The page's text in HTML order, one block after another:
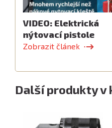
VIDEO: Elektrická
nýtovací pistole
Zobrazit článek
Další produkty v